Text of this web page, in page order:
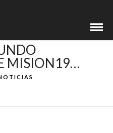
MISION19…